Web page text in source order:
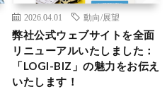
2026.04.01 動向/展望
弊社公式ウェブサイトを全面
リニューアルいたしました：
「LOGI-BIZ」の魅力をお伝え
いたします！